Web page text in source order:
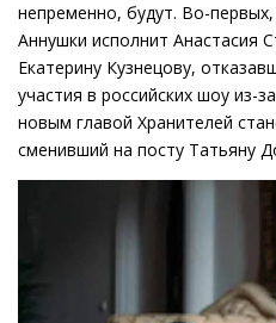
непременно, будут. Во-
Аннушки исполнит Анастасия
Екатерину Кузнецову,
участия в российских шоу из-
новым главой Хранителей
сменивший на посту Татьяну